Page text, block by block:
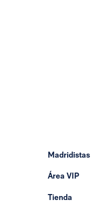
Madridistas
Área VIP
Tienda